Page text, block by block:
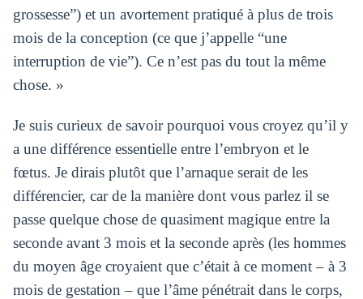
grossesse”) et un avortement pratiqué à plus de trois
mois de la conception (ce que j’appelle “une
interruption de vie”). Ce n’est pas du tout la même
chose. »
Je suis curieux de savoir pourquoi vous croyez qu’il y
a une différence essentielle entre l’embryon et le
fœtus. Je dirais plutôt que l’arnaque serait de les
différencier, car de la manière dont vous parlez il se
passe quelque chose de quasiment magique entre la
seconde avant 3 mois et la seconde après (les hommes
du moyen âge croyaient que c’était à ce moment – à 3
mois de gestation – que l’âme pénétrait dans le corps,